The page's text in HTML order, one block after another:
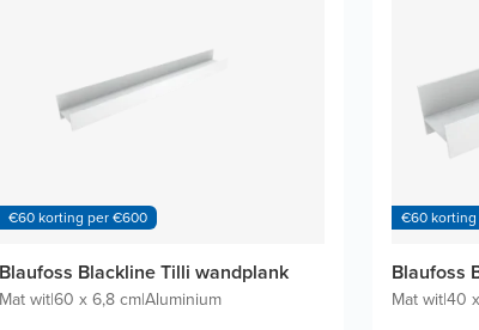
€60 korting per €600
Blaufoss Blackline Tilli wandplank
Mat wit|60 x 6,8 cm|Aluminium
€60
Blaufoss
Mat wit|40